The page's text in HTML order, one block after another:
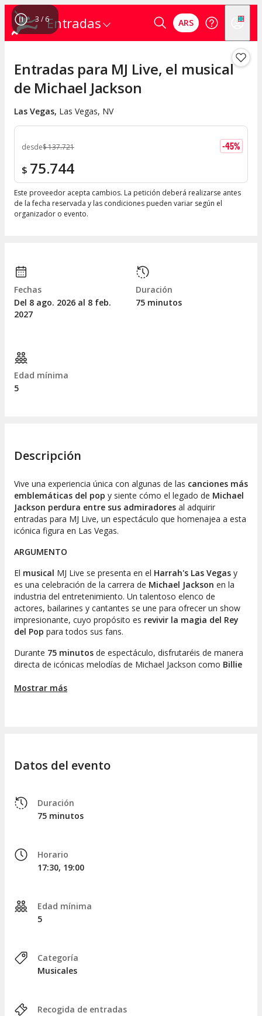
Entradas ARS
3 / 6
Entradas para MJ Live, el musical
de Michael Jackson
Las Vegas, Las Vegas, NV
desde$137.721 -45%
$ 75.744
Este proveedor acepta cambios. La petición deberá realizarse antes
de la fecha reservada y las condiciones pueden variar según el
organizador o evento.
Fechas
Del 8 ago. 2026 al 8 feb.
2027
Duración
75 minutos
Edad mínima
5
Descripción
Vive una experiencia única con algunas de las canciones más
emblemáticas del pop y siente cómo el legado de Michael
Jackson perdura entre sus admiradores al adquirir
entradas para MJ Live, un espectáculo que homenajea a esta
icónica figura en Las Vegas.
ARGUMENTO
El musical MJ Live se presenta en el Harrah's Las Vegas y
es una celebración de la carrera de Michael Jackson en la
industria del entretenimiento. Un talentoso elenco de
actores, bailarines y cantantes se une para ofrecer un show
impresionante, cuyo propósito es revivir la magia del Rey
del Pop para todos sus fans.
Durante 75 minutos de espectáculo, disfrutaréis de manera
directa de icónicas melodías de Michael Jackson como Billie
ABC. Estas canciones arrasaron en el siglo XX y ¡no podréis
meticulosa al detalle. ¿Qué esperáis para asegurar vuestra
LOCALIDADES
Al realizar la reserva,
ubicación!
consultar un plano del teatro:
Mostrar más
Datos del evento
Duración
75 minutos
Horario
17:30, 19:00
Edad mínima
5
Categoría
Musicales
Recogida de entradas